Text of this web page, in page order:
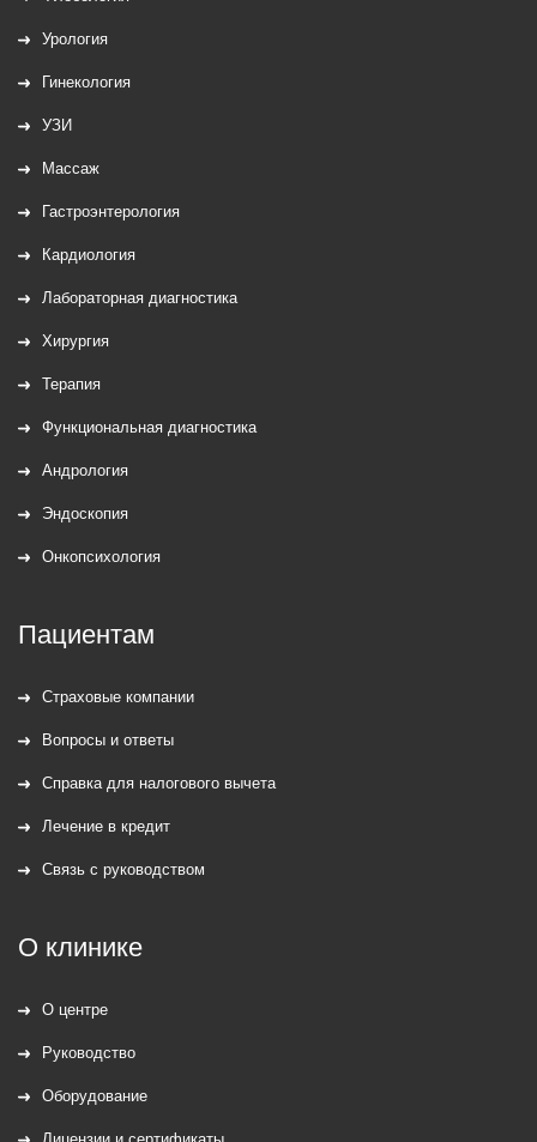
Урология
Гинекология
УЗИ
Массаж
Гастроэнтерология
Кардиология
Лабораторная диагностика
Хирургия
Терапия
Функциональная диагностика
Андрология
Эндоскопия
Онкопсихология
Пациентам
Страховые компании
Вопросы и ответы
Справка для налогового вычета
Лечение в кредит
Связь с руководством
О клинике
О центре
Руководство
Оборудование